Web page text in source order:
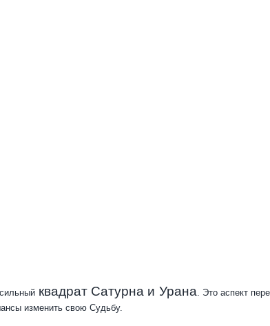
квадрат Сатурна и Урана . Это аспект
изменить свою Судьбу.